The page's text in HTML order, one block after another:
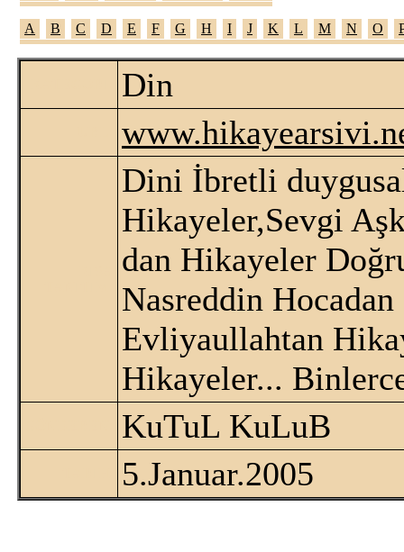
A B C D E F G H I J K L M N O
Din
Dini İbretli
Hikayeler,Sevgi
dan Hikayeler
Nasreddin
Evliyaullahtan
Hikayeler...
KuTuL KuLuB
5.Januar.2005